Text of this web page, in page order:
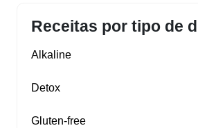
Receitas por tipo de
Alkaline
Detox
Gluten‑free